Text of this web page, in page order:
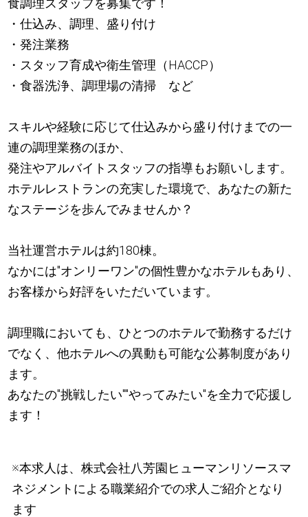
食調理スタッフを募集です！
・仕込み、調理、盛り付け
・発注業務
・スタッフ育成や衛生管理（HACCP）
・食器洗浄、調理場の清掃 など
スキルや経験に応じて仕込みから盛り付けまでの一
連の調理業務のほか、
発注やアルバイトスタッフの指導もお願いします。
ホテルレストランの充実した環境で、あなたの新た
なステージを歩んでみませんか？
当社運営ホテルは約180棟。
なかには"オンリーワン"の個性豊かなホテルもあり、
お客様から好評をいただいています。
調理職においても、ひとつのホテルで勤務するだけ
でなく、他ホテルへの異動も可能な公募制度があり
ます。
あなたの"挑戦したい""やってみたい"を全力で応援し
ます！
※本求人は、株式会社八芳園ヒューマンリソースマ
ネジメントによる職業紹介での求人ご紹介となり
ます